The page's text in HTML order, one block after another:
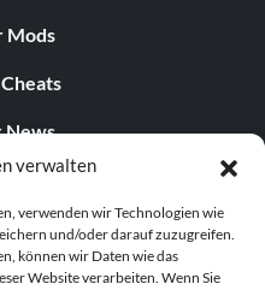
verwalten
verwenden wir Technologien wie
und/oder darauf zuzugreifen.
können wir Daten wie das
Website verarbeiten. Wenn Sie
Mods
News
Games